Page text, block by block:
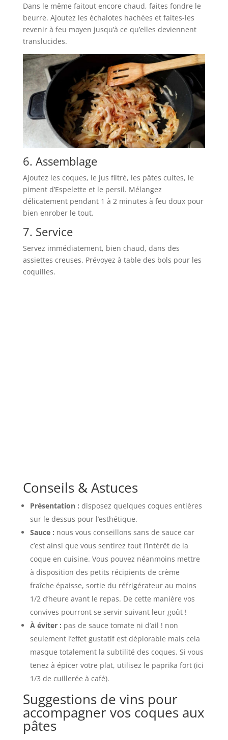
Dans le même faitout encore chaud, faites fondre le
beurre. Ajoutez les échalotes hachées et faites-les
revenir à feu moyen jusqu’à ce qu’elles deviennent
translucides.
6. Assemblage
Ajoutez les coques, le jus filtré, les pâtes cuites, le
piment d’Espelette et le persil. Mélangez
délicatement pendant 1 à 2 minutes à feu doux pour
bien enrober le tout.
7. Service
Servez immédiatement, bien chaud, dans des
assiettes creuses. Prévoyez à table des bols pour les
coquilles.
Conseils & Astuces
Présentation : disposez quelques coques entières
sur le dessus pour l’esthétique.
Sauce : nous vous conseillons sans de sauce car
c’est ainsi que vous sentirez tout l’intérêt de la
coque en cuisine. Vous pouvez néanmoins mettre
à disposition des petits récipients de crème
fraîche épaisse, sortie du réfrigérateur au moins
1/2 d’heure avant le repas. De cette manière vos
convives pourront se servir suivant leur goût !
À éviter : pas de sauce tomate ni d’ail ! non
seulement l’effet gustatif est déplorable mais cela
masque totalement la subtilité des coques. Si vous
tenez à épicer votre plat, utilisez le paprika fort (ici
1/3 de cuillerée à café).
Suggestions de vins pour
accompagner vos coques aux
pâtes